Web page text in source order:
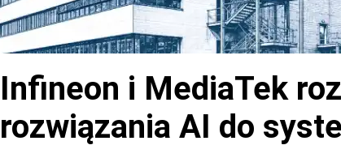
Infineon i MediaTek
rozwiązania AI do